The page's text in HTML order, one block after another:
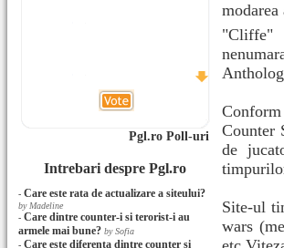
Pgl.ro Poll-uri
Intrebari despre Pgl.ro
- Care este rata de actualizare a siteului?
by Madeline
- Care dintre counter-i si terorist-i au
armele mai bune? by Sofia
- Care este diferenta dintre counter si
"Cliffe"
Counter
de
Site-ul
wars